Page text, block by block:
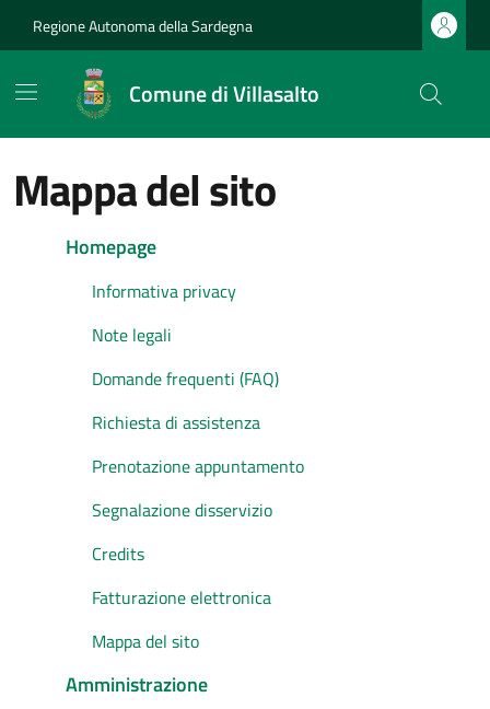
Regione Autonoma della Sardegna
Comune di Villasalto
Mappa del sito
Homepage
Informativa privacy
Note legali
Domande frequenti (FAQ)
Richiesta di assistenza
Prenotazione appuntamento
Segnalazione disservizio
Credits
Fatturazione elettronica
Mappa del sito
Amministrazione